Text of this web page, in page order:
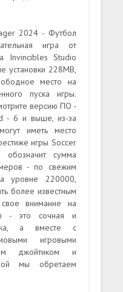
2024 - Футбол
игра от
Invincibles Studio
установки 228MB,
место на
пуска игры.
версию ПО -
- 6 и выше, из-за
иметь место
игры Soccer
сумма
- по свежим
уровне 220000,
более известным
внимание на
- это сочная и
а вместе с
игровыми
джойтиком и
мы обретаем